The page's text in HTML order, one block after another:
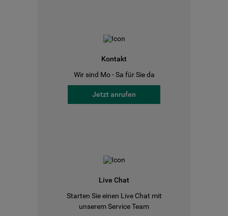
Kontakt
Wir sind Mo - Sa für Sie da
Jetzt anrufen
Live Chat
Starten Sie einen Live Chat mit
unserem Service Team